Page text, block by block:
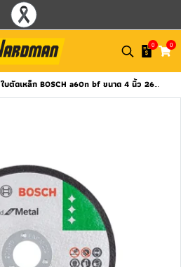
0 0
ใบตัดเหล็ก BOSCH a60n bf ขนาด 4 นิ้ว 2608619343